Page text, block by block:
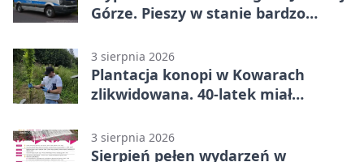
Górze. Pieszy w stanie bardzo
3 sierpnia 2026
Plantacja konopi w Kowarach
zlikwidowana. 40-latek miał
3 sierpnia 2026
Sierpień pełen wydarzeń w